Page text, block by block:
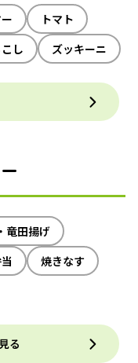
トマト
し ズッキーニ
竜田揚げ
焼きなす
る